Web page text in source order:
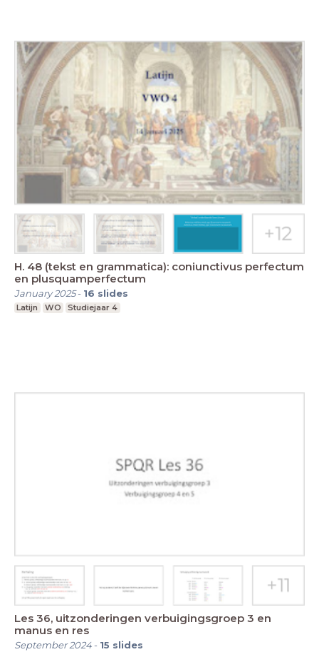
H. 48 (tekst en grammatica): coniunctivus perfectum
en plusquamperfectum
January 2025- 16 slides
Latijn WO Studiejaar 4
Les 36, uitzonderingen verbuigingsgroep 3 en
manus en res
September 2024- 15 slides